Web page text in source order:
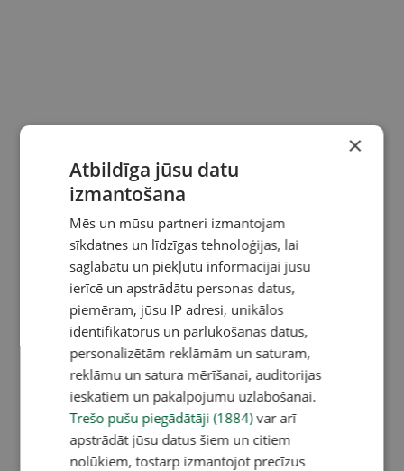
×
Atbildīga jūsu datu
izmantošana
Mēs un mūsu partneri izmantojam
sīkdatnes un līdzīgas tehnoloģijas, lai
saglabātu un piekļūtu informācijai jūsu
ierīcē un apstrādātu personas datus,
piemēram, jūsu IP adresi, unikālos
identifikatorus un pārlūkošanas datus,
personalizētām reklāmām un saturam,
reklāmu un satura mērīšanai, auditorijas
ieskatiem un pakalpojumu uzlabošanai.
Trešo pušu piegādātāji (1884)var arī
apstrādāt jūsu datus šiem un citiem
nolūkiem, tostarp izmantojot precīzus